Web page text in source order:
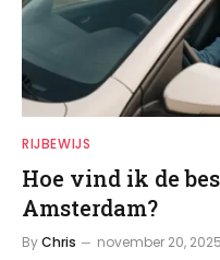
RIJBEWIJS
Hoe vind ik de
Amsterdam?
ByChris november 20, 2025